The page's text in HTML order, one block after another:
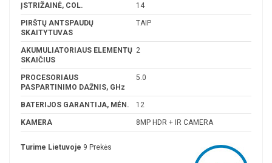
ĮSTRIŽAINĖ, COL. 14
PIRŠTŲ ANTSPAUDŲ
SKAITYTUVAS
TAIP
AKUMULIATORIAUS ELEMENTŲ
SKAIČIUS
2
PROCESORIAUS
PASPARTINIMO DAŽNIS, GHz
5.0
BATERIJOS GARANTIJA, MĖN. 12
KAMERA 8MP HDR + IR CAMERA
Turime Lietuvoje 9 Prekės